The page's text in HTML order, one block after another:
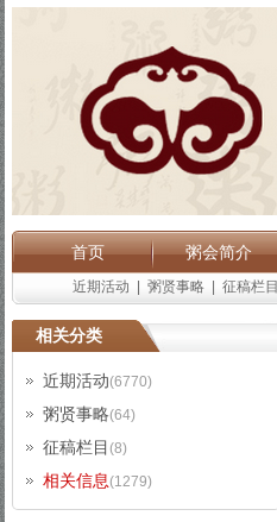
首页 粥会简介
近期活动 粥贤事略 征稿栏目
相关分类
近期活动(6770)
粥贤事略(64)
征稿栏目 (8)
相关信息(1279)